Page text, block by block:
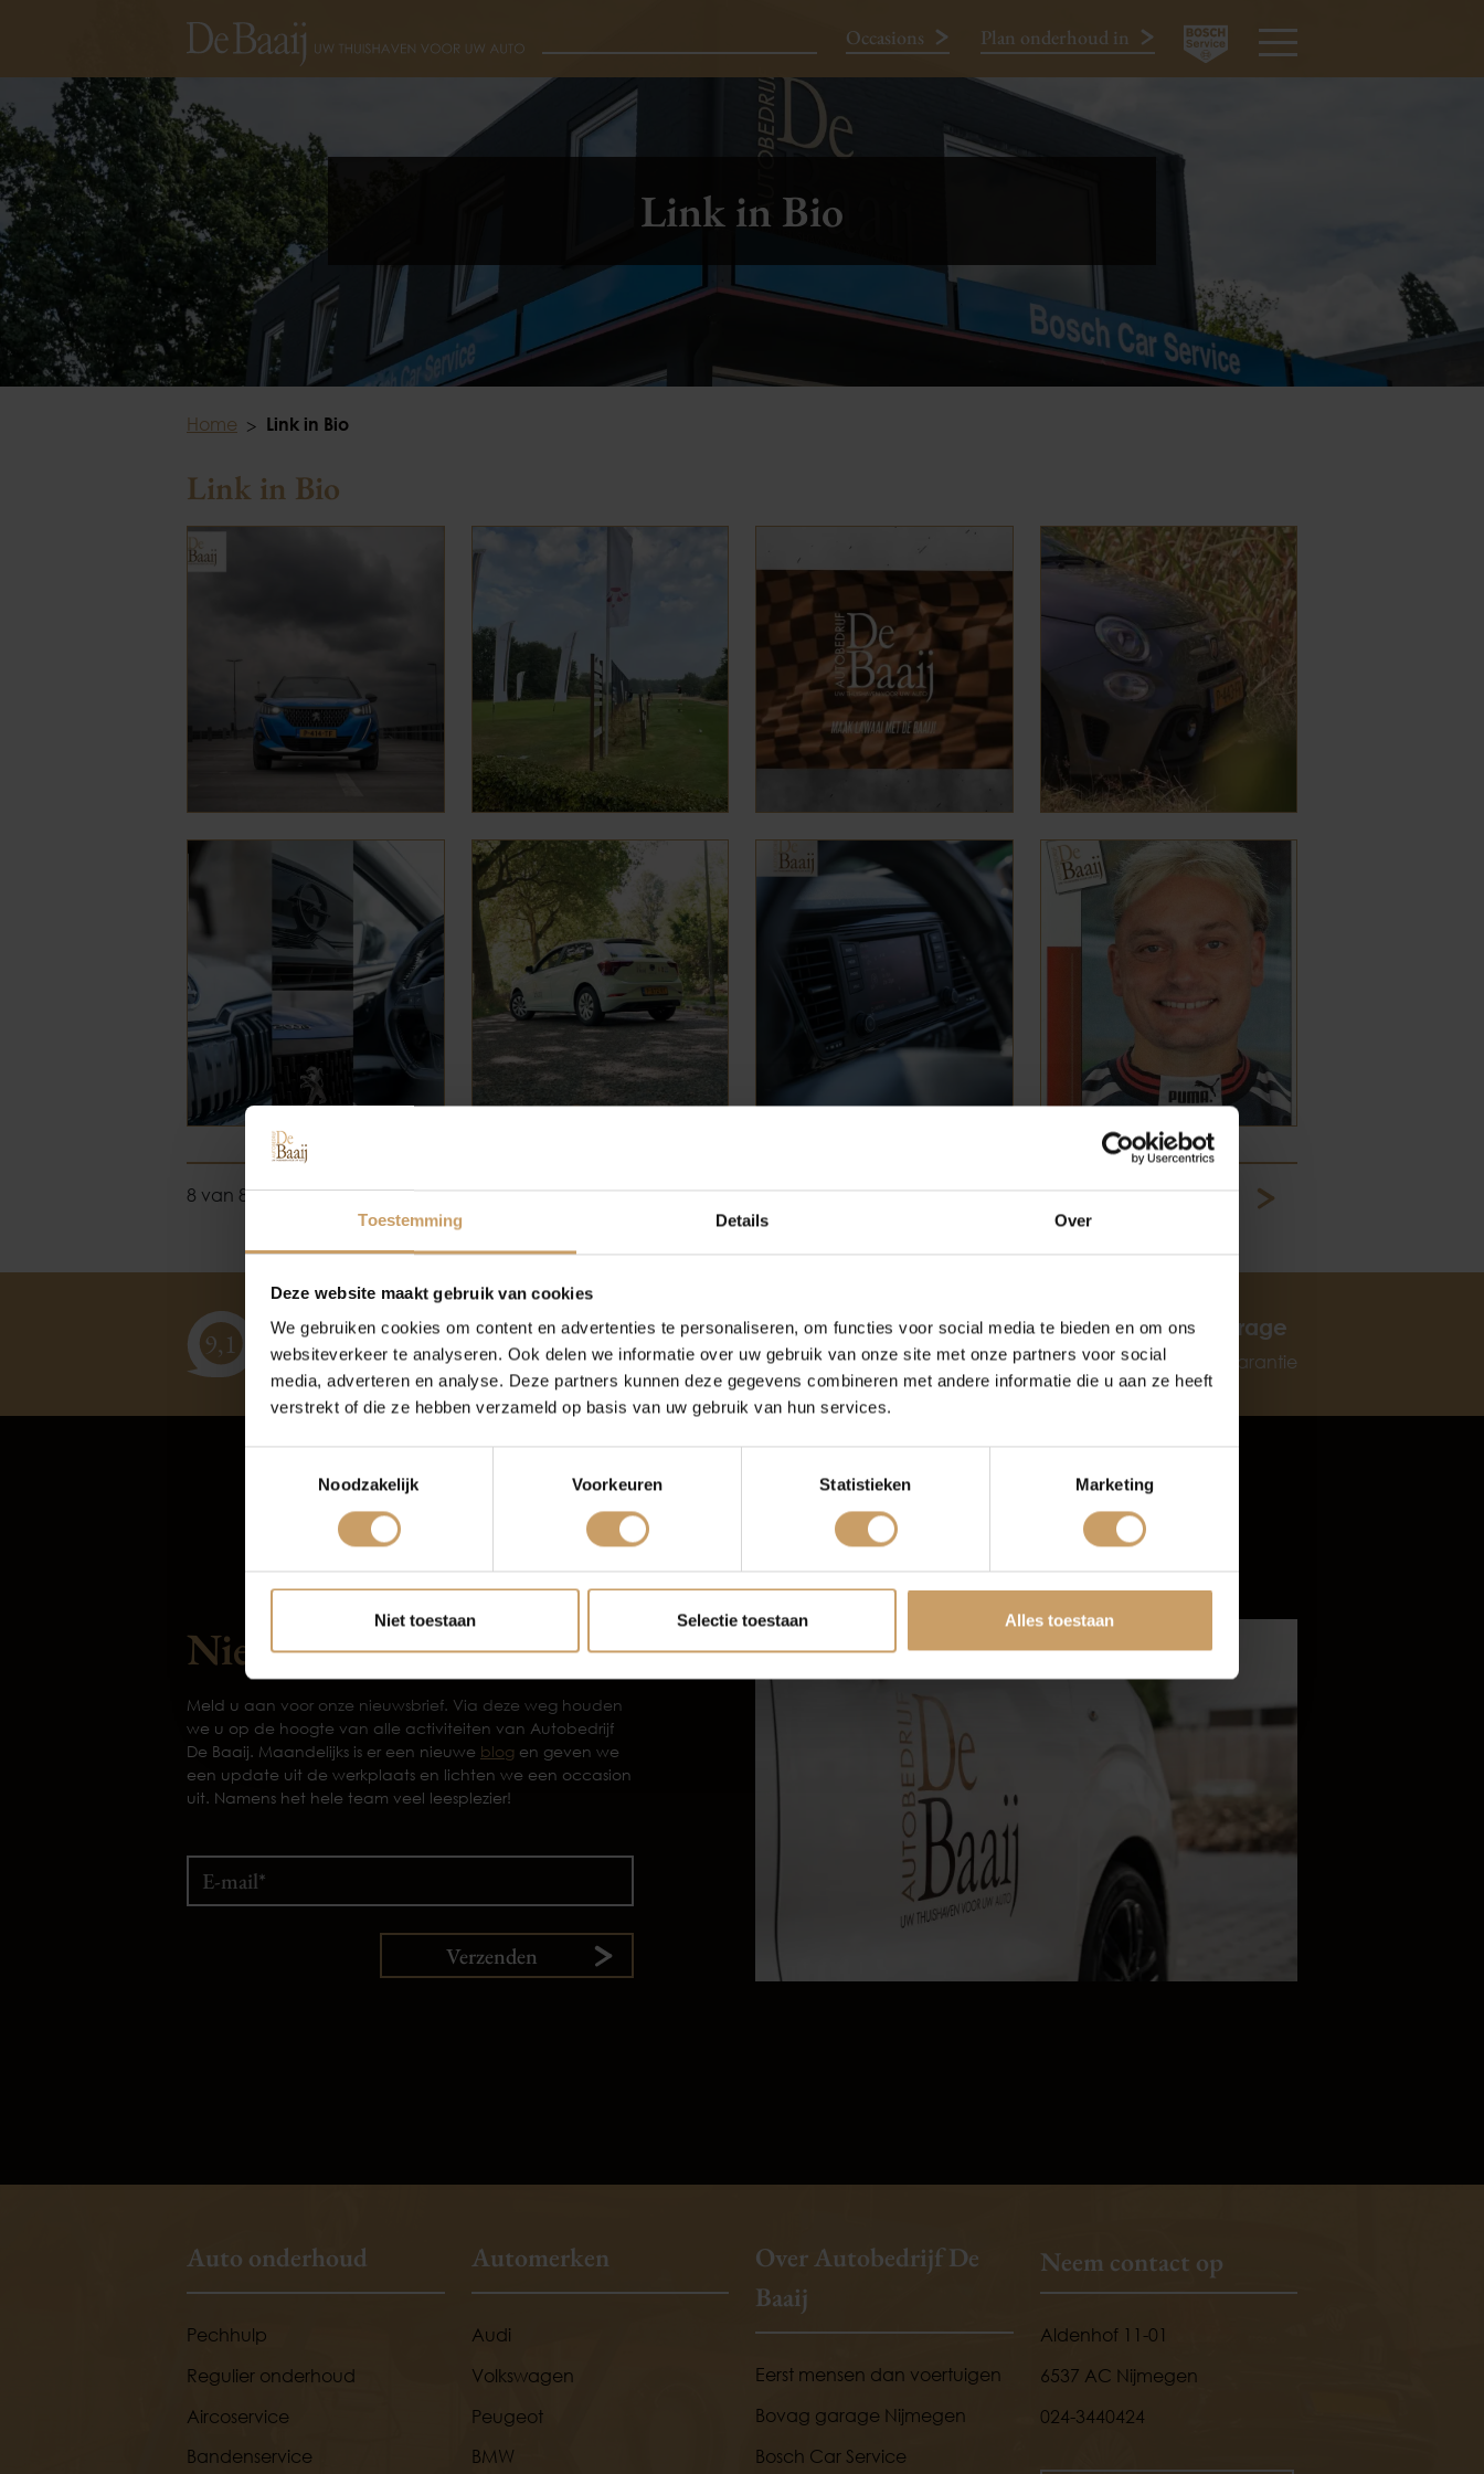
Toestemming Details Over
Deze website maakt gebruik van cookies
We gebruiken cookies om content en advertenties te personaliseren, om functies voor social media te bieden en om ons
websiteverkeer te analyseren. Ook delen we informatie over uw gebruik van onze site met onze partners voor social
media, adverteren en analyse. Deze partners kunnen deze gegevens combineren met andere informatie die u aan ze heeft
verstrekt of die ze hebben verzameld op basis van uw gebruik van hun services.
Noodzakelijk
Voorkeuren Statistieken Marketing
Niet toestaan Selectie toestaan Alles toestaan
Neem contact op 024-3440424
Occasions Plan onderhoud in
Link in Bio
Home Link in Bio
Link in Bio
8 van 89 posts 1 2 3 4 5 6 7 8 9 10 11 12
9,1
klantenvertellen autobedrijf van het jaar
2016 - 2017
BOVAG garage
6 maanden garantie
Nieuwsbrief
Meld u aan voor onze nieuwsbrief. Via deze weg houden
we u op de hoogte van alle activiteiten van Autobedrijf
De Baaij. Maandelijks is er een nieuwe blog en geven we
een update uit de werkplaats en lichten we een occasion
uit. Namens het hele team veel leesplezier!
Verzenden
Auto onderhoud
Pechhulp
Regulier onderhoud
Aircoservice
Bandenservice
Automerken
Audi
Volkswagen
Peugeot
BMW
Over Autobedrijf De
Baaij
Eerst mensen dan voertuigen
Bovag garage Nijmegen
Bosch Car Service
Neem contact op
Aldenhof 11-01
6537 AC Nijmegen
024-3440424
Autolease
Financiering
Autoverzekeringen
Verkoop
Over Autobedrijf De Baaij
Blogs
Contact
Afleverpakketten